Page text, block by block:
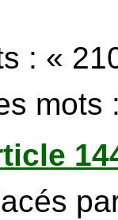
: «
mots